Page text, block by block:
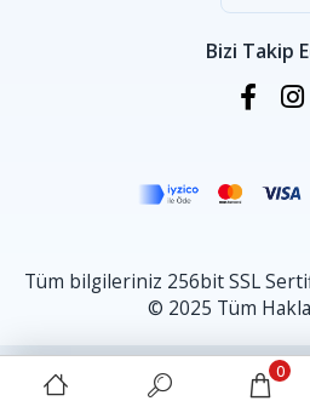
Bizi Takip
Tüm bilgileriniz 256bit SSL
© 2025 Tüm
0